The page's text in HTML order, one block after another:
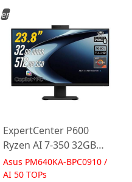
ExpertCenter P600
Ryzen AI 7-350 32GB
512GB 23.8 FreeDos
Siyah AI-Powered AIO
Asus PM640KA-BPC0910 /
AI 50 TOPs
Yeni